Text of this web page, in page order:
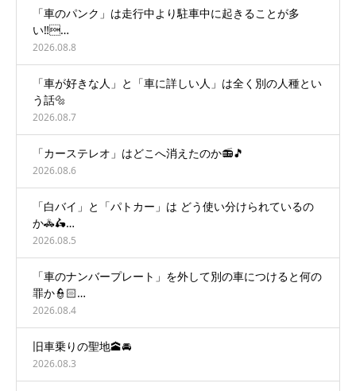
「車のパンク」は走行中より駐車中に起きることが多
い‼️…
2026.08.8
「車が好きな人」と「車に詳しい人」は全く別の人種とい
う話🔩
2026.08.7
「カーステレオ」はどこへ消えたのか📻🎵
2026.08.6
「白バイ」と「パトカー」は どう使い分けられているの
か🚓🛵…
2026.08.5
「車のナンバープレート」を外して別の車につけると何の
罪か👮🏻…
2026.08.4
旧車乗りの聖地🕋🚘
2026.08.3